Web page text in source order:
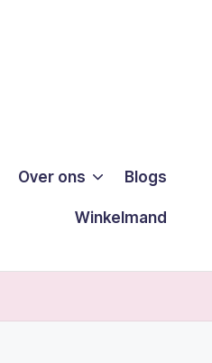
Over ons Blogs
Winkelmand